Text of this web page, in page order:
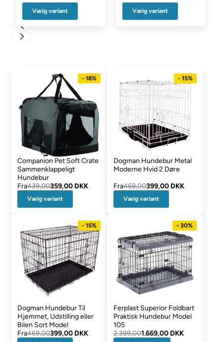
Vælg variant Vælg variant
- 18%
Companion Pet Soft Crate
Sammenklappeligt
Hundebur
Fra439,00359,00 DKK
Vælg variant
- 15%
Dogman Hundebur Metal
Moderne Hvid 2 Døre
Fra469,00399,00 DKK
Vælg variant
- 15%
Dogman Hundebur Til
Hjemmet, Udstilling eller
Bilen Sort Model
Fra469,00399,00 DKK
- 30%
Ferplast Superior Foldbart
Praktisk Hundebur Model
105
2.399,001.669,00 DKK